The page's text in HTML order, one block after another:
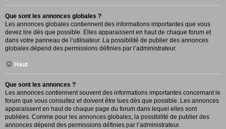
Que sont les annonces globales ?
Les annonces globales contiennent des informations importantes que vous
devez lire dès que possible. Elles apparaissent en haut de chaque forum et
dans votre panneau de l’utilisateur. La possibilité de publier des annonces
globales dépend des permissions définies par l’administrateur.
Haut
Que sont les annonces ?
Les annonces contiennent souvent des informations importantes concernant le
forum que vous consultez et doivent être lues dès que possible. Les annonces
apparaissent en haut de chaque page du forum dans lequel elles sont
publiées. Comme pour les annonces globales, la possibilité de publier des
annonces dépend des permissions définies par l’administrateur.